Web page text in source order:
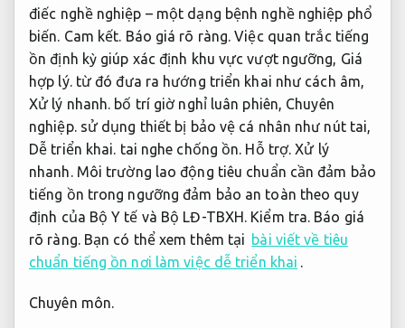
điếc nghề nghiệp – một dạng bệnh nghề nghiệp phổ
biến. Cam kết. Báo giá rõ ràng. Việc quan trắc tiếng
ồn định kỳ giúp xác định khu vực vượt ngưỡng, Giá
hợp lý. từ đó đưa ra hướng triển khai như cách âm,
Xử lý nhanh. bố trí giờ nghỉ luân phiên, Chuyên
nghiệp. sử dụng thiết bị bảo vệ cá nhân như nút tai,
Dễ triển khai. tai nghe chống ồn. Hỗ trợ. Xử lý
nhanh. Môi trường lao động tiêu chuẩn cần đảm bảo
tiếng ồn trong ngưỡng đảm bảo an toàn theo quy
định của Bộ Y tế và Bộ LĐ-TBXH. Kiểm tra. Báo giá
rõ ràng. Bạn có thể xem thêm tại bài viết về tiêu
chuẩn tiếng ồn nơi làm việc dễ triển khai
Chuyên môn.